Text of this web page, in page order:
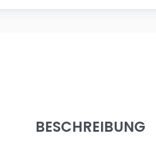
BESCHREIBUNG